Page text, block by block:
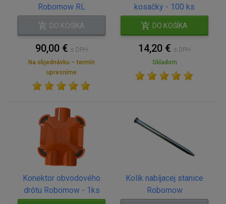
Robomow RL
DO KOŠÍKA
90,00 € s DPH
Na objednávku – termín
upresníme
kosačky - 100 ks
DO KOŠÍKA
14,20 € s DPH
Skladom
Konektor obvodového
drôtu Robomow - 1ks
Kolík nabíjacej stanice
Robomow